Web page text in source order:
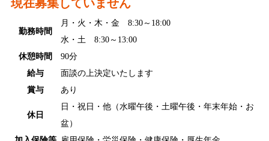
現在募集していません
勤務時間
月・火・木・金 8:30～18:00
水・土 8:30～13:00
休憩時間
90分
給与
面談の上決定いたします
賞与
あり
休日
日・祝日・他（水曜午後・土曜午後・年末年始・お
盆）